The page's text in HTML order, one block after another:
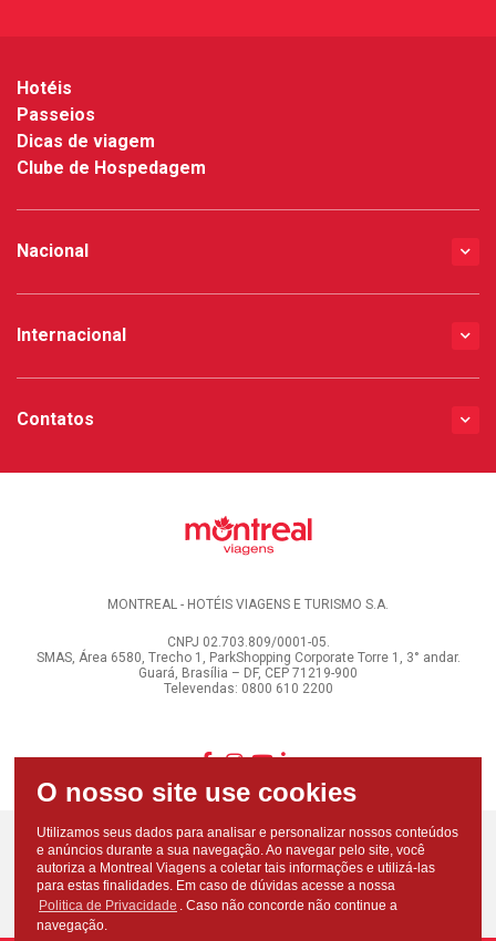
Hotéis
Passeios
Dicas de viagem
Clube de Hospedagem
Nacional
Internacional
Contatos
MONTREAL - HOTÉIS VIAGENS E TURISMO S.A.
CNPJ 02.703.809/0001-05.
SMAS, Área 6580, Trecho 1, ParkShopping Corporate Torre 1, 3° andar.
Guará, Brasília – DF, CEP 71219-900
Televendas: 0800 610 2200
Utilizamos seus dados para analisar e personalizar nossos conteúdos
e anúncios durante a sua navegação. Ao navegar pelo site, você
autoriza a Montreal Viagens a coletar tais informações e utilizá-las
para estas finalidades. Em caso de dúvidas acesse a nossa
Politica de Privacidade . Caso não concorde não continue a
navegação.